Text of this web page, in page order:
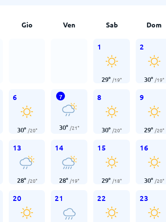
Gio Ven Sab Dom
1
29° /19°
2
30° /19°
6
30° /20°
7
30° /21°
8
30° /20°
9
29° /20°
13
28° /20°
14
28° /19°
15
29° /18°
16
30° /20°
20 21 22 23